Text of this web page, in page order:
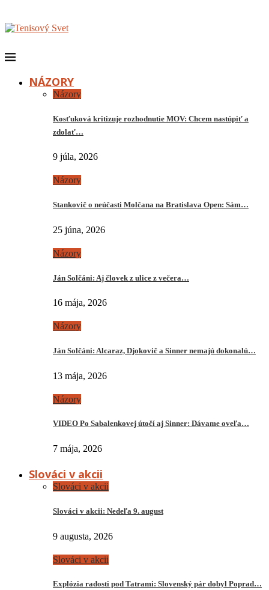
NÁZORY
Názory
Kosťuková kritizuje rozhodnutie MOV: Chcem nastúpiť a
zdolať…
9 júla, 2026
Názory
Stankovič o neúčasti Molčana na Bratislava Open: Sám…
25 júna, 2026
Názory
Ján Solčáni: Aj človek z ulice z večera…
16 mája, 2026
Názory
Ján Solčáni: Alcaraz, Djokovič a Sinner nemajú dokonalú…
13 mája, 2026
Názory
VIDEO Po Sabalenkovej útočí aj Sinner: Dávame oveľa…
7 mája, 2026
Slováci v akcii
Slováci v akcii
Slováci v akcii: Nedeľa 9. august
9 augusta, 2026
Slováci v akcii
Explózia radosti pod Tatrami: Slovenský pár dobyl Poprad…